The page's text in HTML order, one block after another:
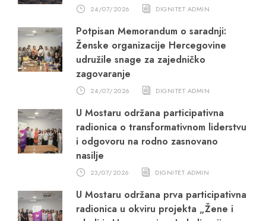
24/07/2026 DIGNITET ADMIN
Potpisan Memorandum o saradnji:
Ženske organizacije Hercegovine
udružile snage za zajedničko
zagovaranje
24/07/2026 DIGNITET ADMIN
U Mostaru održana participativna
radionica o transformativnom liderstvu
i odgovoru na rodno zasnovano
nasilje
23/07/2026 DIGNITET ADMIN
U Mostaru održana prva participativna
radionica u okviru projekta „Žene i